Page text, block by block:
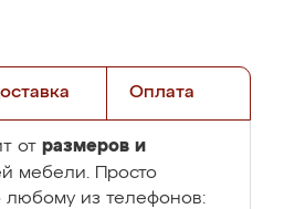
Оплата
от размеров и
мебели. Просто
любому из телефонов: